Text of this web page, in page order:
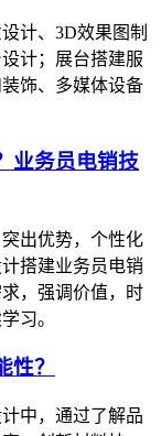
计、3D效果图制
计；展台搭建服
饰、多媒体设备
业务员电销技
出优势，个性化
搭建业务员电销
，强调价值，时
习。
性？
中，通过了解品